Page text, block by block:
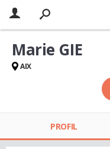
Marie GIE
AIX
PROFIL